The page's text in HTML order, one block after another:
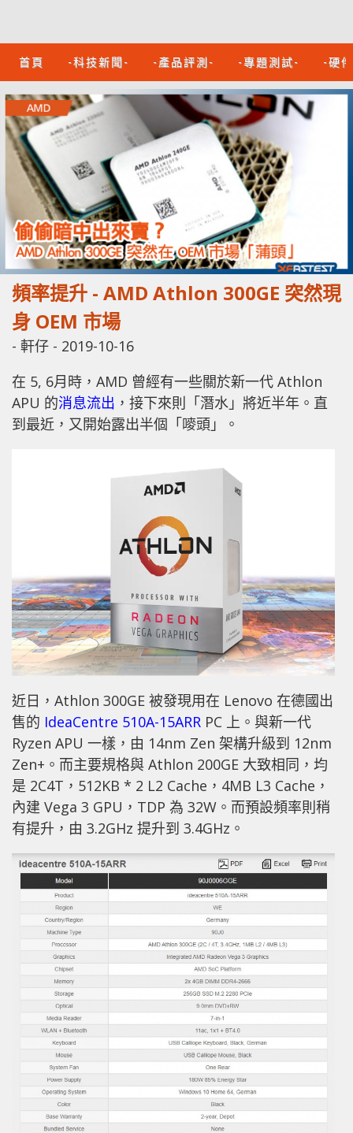
首頁 -科技新聞- -產品評測- -專題測試- -硬
頻率提升 - AMD Athlon 300GE 突然現
身 OEM 市場
- 軒仔 - 2019-10-16
在 5, 6月時，AMD 曾經有一些關於新一代 Athlon
APU 的消息流出 ，接下來則「潛水」將近半年。直
到最近，又開始露出半個「嘜頭」。
近日，Athlon 300GE 被發現用在 Lenovo 在德國出
售的 IdeaCentre 510A-15ARR PC 上。與新一代
Ryzen APU 一樣，由 14nm Zen 架構升級到 12nm
Zen+。而主要規格與 Athlon 200GE 大致相同，均
是 2C4T，512KB * 2 L2 Cache，4MB L3 Cache，
內建 Vega 3 GPU，TDP 為 32W。而預設頻率則稍
有提升，由 3.2GHz 提升到 3.4GHz。